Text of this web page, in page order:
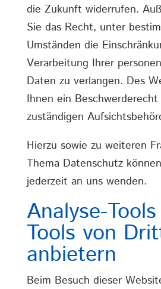
die Zukunft widerrufen.
Sie das Recht, unter
Umständen die
Verarbeitung Ihrer
Daten zu verlangen. Des
Ihnen ein
zuständigen
Hierzu sowie zu weiteren
Thema Datenschutz
jederzeit an uns wenden.
Analyse-
Tools von
anbietern
Beim Besuch dieser